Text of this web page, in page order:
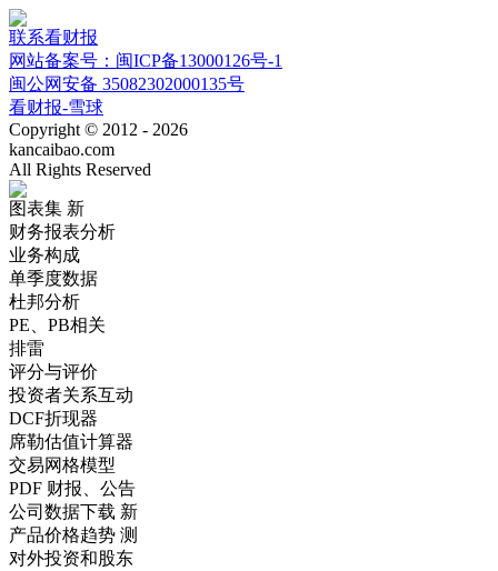
联系看财报
网站备案号：闽ICP备13000126号-1
闽公网安备 35082302000135号
看财报-雪球
Copyright © 2012 - 2026
kancaibao.com
All Rights Reserved
图表集 新
财务报表分析
业务构成
单季度数据
杜邦分析
PE、PB相关
排雷
评分与评价
投资者关系互动
DCF折现器
席勒估值计算器
交易网格模型
PDF 财报、公告
公司数据下载 新
产品价格趋势 测
对外投资和股东